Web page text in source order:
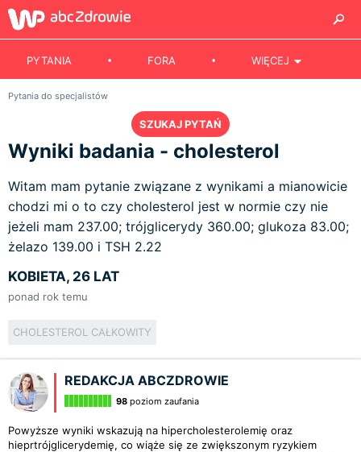
PYTANIA FORA WIĘCEJ
Pytania do specjalistów
SZUKAJ PYTAŃ
Wyniki badania - cholesterol
Witam mam pytanie związane z wynikami a mianowicie
chodzi mi o to czy cholesterol jest w normie czy nie
jeżeli mam 237.00; trójglicerydy 360.00; glukoza 83.00;
żelazo 139.00 i TSH 2.22
KOBIETA, 26 LAT
ponad rok temu
CHOLESTEROL CAŁKOWITY
REDAKCJA ABCZDROWIE
98 poziom zaufania
Powyższe wyniki wskazują na hipercholesterolemię oraz
hieprtrójglicerydemię, co wiąże się ze zwiększonym ryzykiem